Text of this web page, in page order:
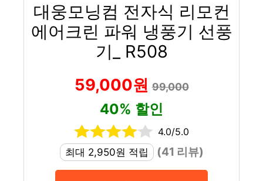
대웅모닝컴 전자식 리모컨
에어크린 파워 냉풍기 선풍
기_ R508
59,000원99,000
40% 할인
4.0/5.0
최대 2,950원 적립
(41 리뷰)